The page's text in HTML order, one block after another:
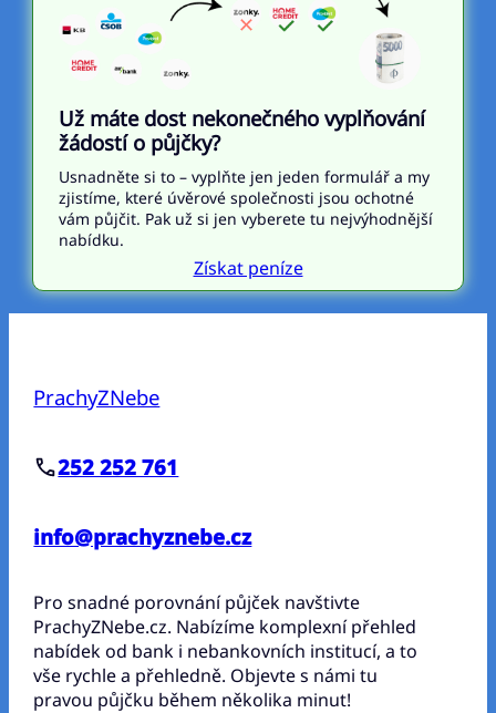
Už máte dost nekonečného vyplňování
žádostí o půjčky?
Usnadněte si to – vyplňte jen jeden formulář a my
zjistíme, které úvěrové společnosti jsou ochotné
vám půjčit. Pak už si jen vyberete tu nejvýhodnější
nabídku.
Získat peníze
PrachyZNebe
252 252 761
info@prachyznebe.cz
Pro snadné porovnání půjček navštivte
PrachyZNebe.cz. Nabízíme komplexní přehled
nabídek od bank i nebankovních institucí, a to
vše rychle a přehledně. Objevte s námi tu
pravou půjčku během několika minut!